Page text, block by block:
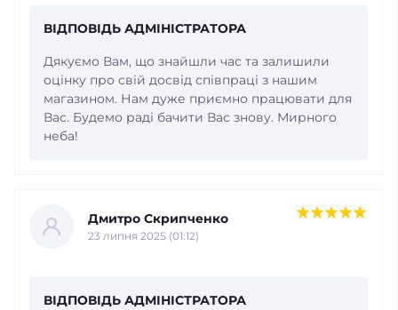
ВІДПОВІДЬ АДМІНІСТРАТОРА
Дякуємо Вам, що знайшли час та залишили
оцінку про свій досвід співпраці з нашим
магазином. Нам дуже приємно працювати для
Вас. Будемо раді бачити Вас знову. Мирного
неба!
Дмитро Скрипченко
23 липня 2025 (01:12)
ВІДПОВІДЬ АДМІНІСТРАТОРА